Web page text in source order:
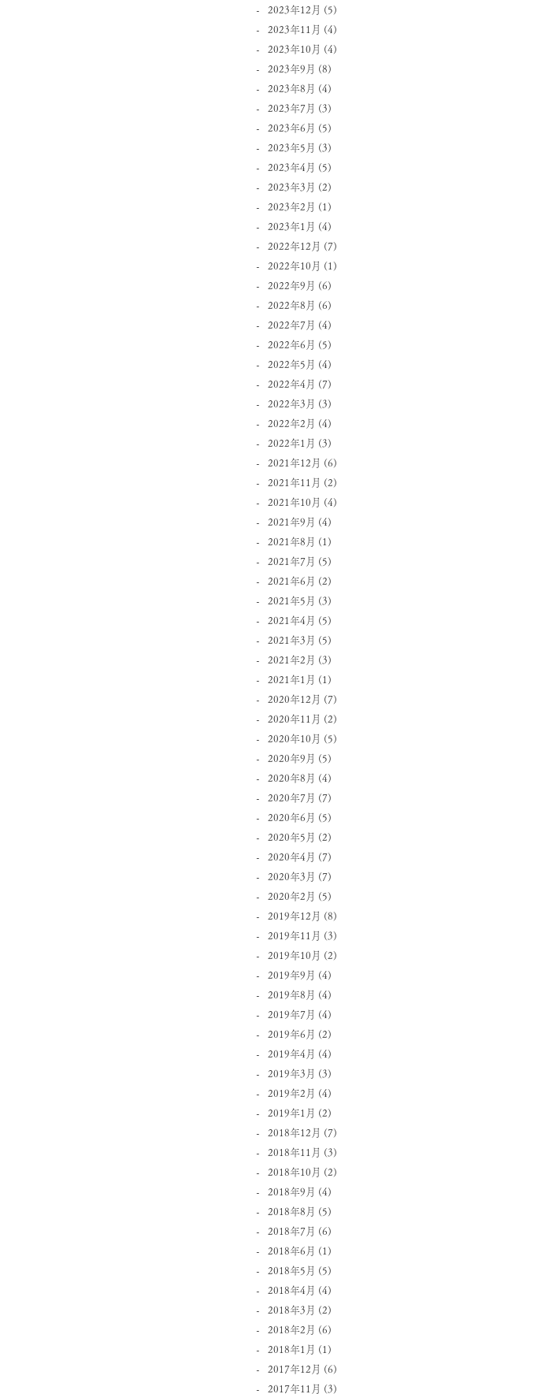
2023年12月 (5)
2023年11月 (4)
2023年10月 (4)
2023年9月 (8)
2023年8月 (4)
2023年7月 (3)
2023年6月 (5)
2023年5月 (3)
2023年4月 (5)
2023年3月 (2)
2023年2月 (1)
2023年1月 (4)
2022年12月 (7)
2022年10月 (1)
2022年9月 (6)
2022年8月 (6)
2022年7月 (4)
2022年6月 (5)
2022年5月 (4)
2022年4月 (7)
2022年3月 (3)
2022年2月 (4)
2022年1月 (3)
2021年12月 (6)
2021年11月 (2)
2021年10月 (4)
2021年9月 (4)
2021年8月 (1)
2021年7月 (5)
2021年6月 (2)
2021年5月 (3)
2021年4月 (5)
2021年3月 (5)
2021年2月 (3)
2021年1月 (1)
2020年12月 (7)
2020年11月 (2)
2020年10月 (5)
2020年9月 (5)
2020年8月 (4)
2020年7月 (7)
2020年6月 (5)
2020年5月 (2)
2020年4月 (7)
2020年3月 (7)
2020年2月 (5)
2019年12月 (8)
2019年11月 (3)
2019年10月 (2)
2019年9月 (4)
2019年8月 (4)
2019年7月 (4)
2019年6月 (2)
2019年4月 (4)
2019年3月 (3)
2019年2月 (4)
2019年1月 (2)
2018年12月 (7)
2018年11月 (3)
2018年10月 (2)
2018年9月 (4)
2018年8月 (5)
2018年7月 (6)
2018年6月 (1)
2018年5月 (5)
2018年4月 (4)
2018年3月 (2)
2018年2月 (6)
2018年1月 (1)
2017年12月 (6)
2017年11月 (3)